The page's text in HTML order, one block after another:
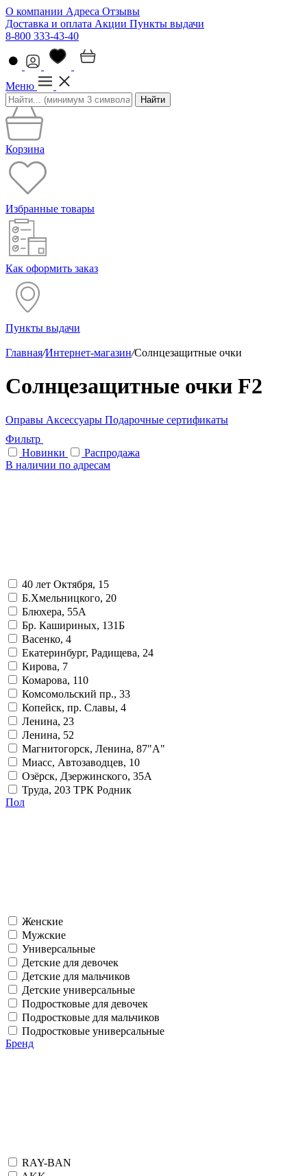
О компании Адреса Отзывы
Доставка и оплата Акции Пункты выдачи
8-800 333-43-40
Меню
Найти
Корзина
Избранные товары
Как оформить заказ
Пункты выдачи
Главная/Интернет-магазин/Солнцезащитные очки
Солнцезащитные очки F2
Оправы Аксессуары Подарочные сертификаты
Фильтр
Новинки
Распродажа
В наличии по адресам
40 лет Октября, 15
Б.Хмельницкого, 20
Блюхера, 55А
Бр. Кашириных, 131Б
Васенко, 4
Екатеринбург, Радищева, 24
Кирова, 7
Комарова, 110
Комсомольский пр., 33
Копейск, пр. Славы, 4
Ленина, 23
Ленина, 52
Магнитогорск, Ленина, 87"А"
Миасс, Автозаводцев, 10
Озёрск, Дзержинского, 35А
Труда, 203 ТРК Родник
Пол
Женские
Мужские
Универсальные
Детские для девочек
Детские для мальчиков
Детские универсальные
Подростковые для девочек
Подростковые для мальчиков
Подростковые универсальные
Бренд
RAY-BAN